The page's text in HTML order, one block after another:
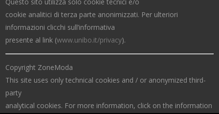
cookie analitici di terza parte anonimizzati. Per ulteriori
informazioni clicchi sull’informativa
presente al link (www.unibo.it/privacy).
Copyright ZoneModa
This site uses only technical cookies and / or anonymized third-
party
analytical cookies. For more information, click on the information